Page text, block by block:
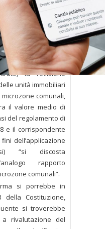
regionale del Lazio,
di legittimità
comma 335, della
della norma che
all’Agenzia del
la revisione
unità immobiliari
comunali,
il valore medio di
del regolamento di
e il corrispondente
dell’applicazione
“si discosta
rapporto
comunali”.
si porrebbe in
della Costituzione,
si troverebbe
a rivalutazione del